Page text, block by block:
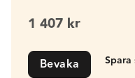
1 407 kr
Bevaka